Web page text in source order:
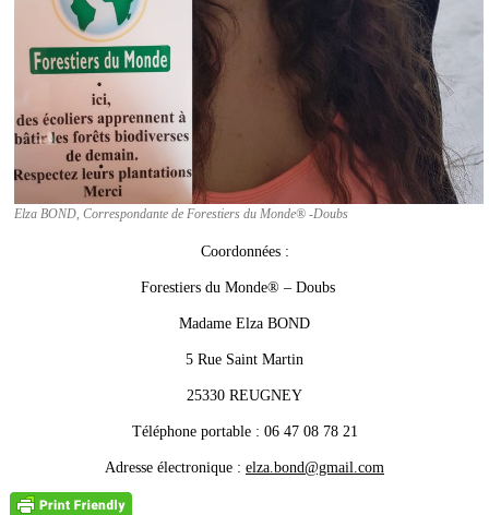
Elza BOND, Correspondante de Forestiers du Monde® -Doubs
Coordonnées :
Forestiers du Monde® – Doubs
Madame Elza BOND
5 Rue Saint Martin
25330 REUGNEY
Téléphone portable : 06 47 08 78 21
Adresse électronique : elza.bond@gmail.com